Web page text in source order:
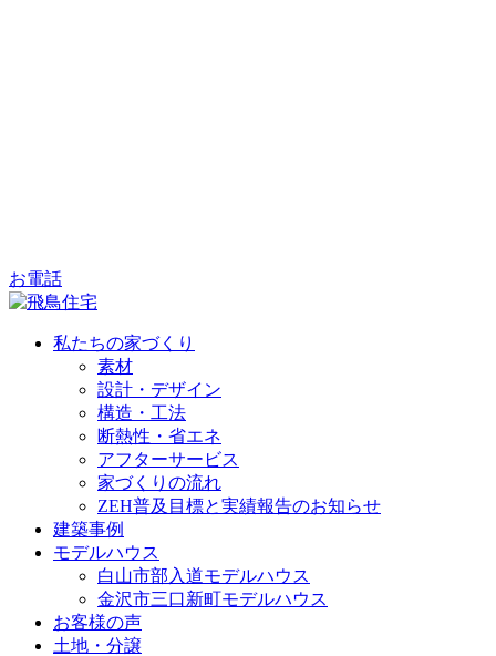
お電話
私たちの家づくり
素材
設計・デザイン
構造・工法
断熱性・省エネ
アフターサービス
家づくりの流れ
ZEH普及目標と実績報告のお知らせ
建築事例
モデルハウス
白山市部入道モデルハウス
金沢市三口新町モデルハウス
お客様の声
土地・分譲